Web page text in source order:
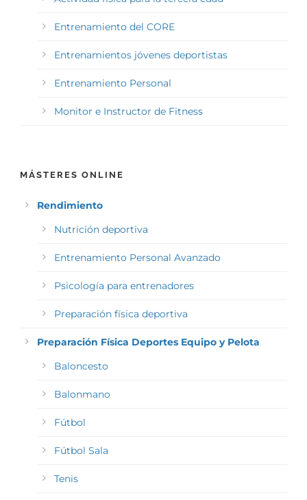
Entrenamiento del CORE
Entrenamientos jóvenes deportistas
Entrenamiento Personal
Monitor e Instructor de Fitness
MÁSTERES ONLINE
Rendimiento
Nutrición deportiva
Entrenamiento Personal Avanzado
Psicología para entrenadores
Preparación física deportiva
Preparación Física Deportes Equipo y Pelota
Baloncesto
Balonmano
Fútbol
Fútbol Sala
Tenis